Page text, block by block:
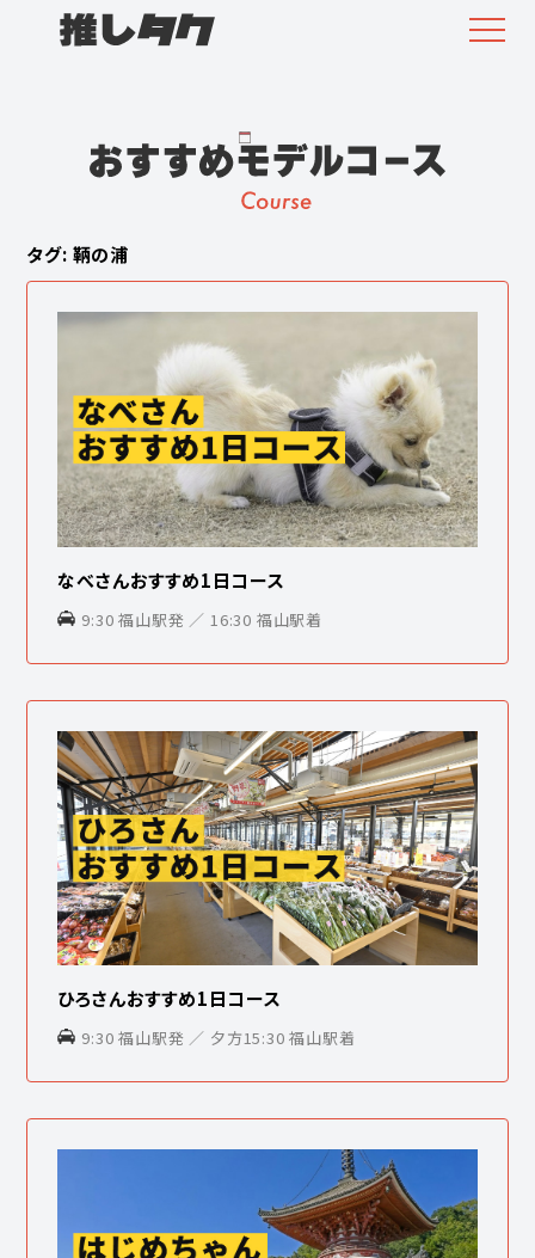
タグ: 鞆の浦
なべさんおすすめ1日コース
9:30 福山駅発 ／ 16:30 福山駅着
ひろさんおすすめ1日コース
9:30 福山駅発 ／ 夕方15:30 福山駅着